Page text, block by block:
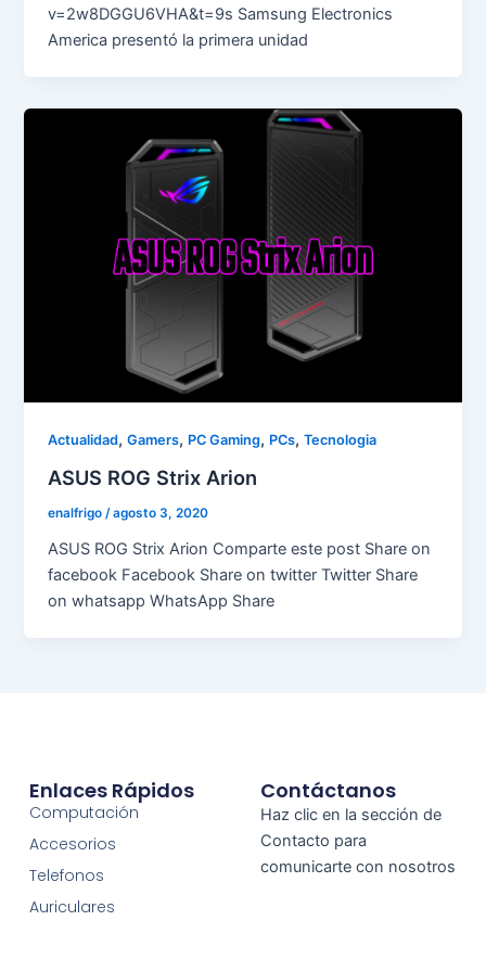
v=2w8DGGU6VHA&t=9s Samsung Electronics
America presentó la primera unidad
Actualidad,Gamers, PC Gaming, PCs,Tecnologia
ASUS ROG Strix Arion
enalfrigo/agosto 3, 2020
ASUS ROG Strix Arion Comparte este post Share on
facebook Facebook Share on twitter Twitter Share
on whatsapp WhatsApp Share
Enlaces Rápidos
Computación
Accesorios
Telefonos
Auriculares
Contáctanos
Haz clic en la sección de
Contacto para
comunicarte con nosotros